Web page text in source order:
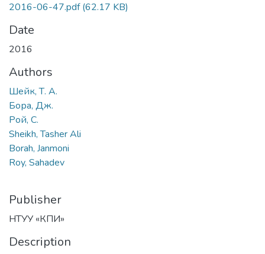
2016-06-47.pdf(62.17 KB)
Date
2016
Authors
Шейк, Т. А.
Бора, Дж.
Рой, С.
Sheikh, Tasher Ali
Borah, Janmoni
Roy, Sahadev
Publisher
НТУУ «КПИ»
Description